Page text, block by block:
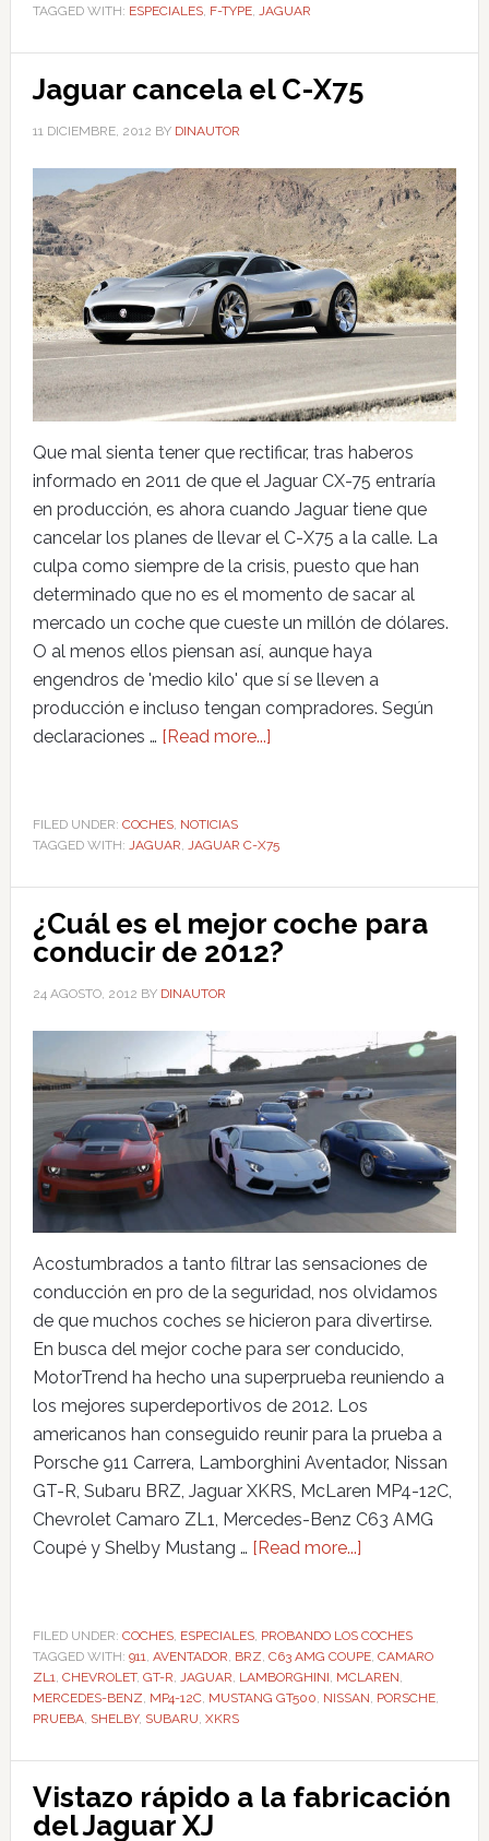
TAGGED WITH: ESPECIALES, F-TYPE, JAGUAR
Jaguar cancela el C-X75
11 DICIEMBRE, 2012 BY DINAUTOR
Que mal sienta tener que rectificar, tras haberos
informado en 2011 de que el Jaguar CX-75 entraría
en producción, es ahora cuando Jaguar tiene que
cancelar los planes de llevar el C-X75 a la calle. La
culpa como siempre de la crisis, puesto que han
determinado que no es el momento de sacar al
mercado un coche que cueste un millón de dólares.
O al menos ellos piensan así, aunque haya
engendros de 'medio kilo' que sí se lleven a
producción e incluso tengan compradores. Según
declaraciones … [Read more...]
FILED UNDER: COCHES, NOTICIAS
TAGGED WITH: JAGUAR, JAGUAR C-X75
¿Cuál es el mejor coche para
conducir de 2012?
24 AGOSTO, 2012 BY DINAUTOR
Acostumbrados a tanto filtrar las sensaciones de
conducción en pro de la seguridad, nos olvidamos
de que muchos coches se hicieron para divertirse.
En busca del mejor coche para ser conducido,
MotorTrend ha hecho una superprueba reuniendo a
los mejores superdeportivos de 2012. Los
americanos han conseguido reunir para la prueba a
Porsche 911 Carrera, Lamborghini Aventador, Nissan
GT-R, Subaru BRZ, Jaguar XKRS, McLaren MP4-12C,
Chevrolet Camaro ZL1, Mercedes-Benz C63 AMG
Coupé y Shelby Mustang … [Read more...]
FILED UNDER: COCHES, ESPECIALES, PROBANDO LOS COCHES
TAGGED WITH: 911, AVENTADOR, BRZ, C63 AMG COUPE, CAMARO
ZL1, CHEVROLET, GT-R, JAGUAR, LAMBORGHINI, MCLAREN,
MERCEDES-BENZ, MP4-12C, MUSTANG GT500, NISSAN, PORSCHE,
PRUEBA, SHELBY, SUBARU, XKRS
Vistazo rápido a la fabricación
del Jaguar XJ